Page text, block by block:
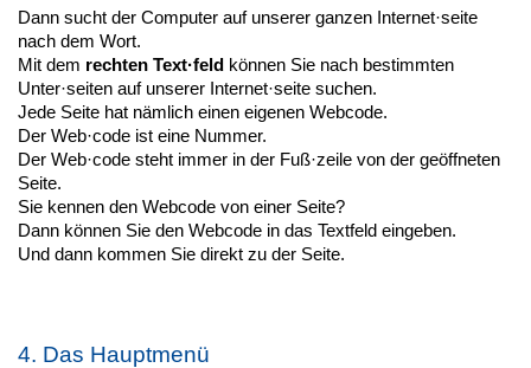
Dann sucht der Computer auf unserer ganzen Internet·seite
nach dem Wort.
Mit dem rechten Text·feld können Sie nach bestimmten
Unter·seiten auf unserer Internet·seite suchen.
Jede Seite hat nämlich einen eigenen Webcode.
Der Web·code ist eine Nummer.
Der Web·code steht immer in der Fuß·zeile von der geöffneten
Seite.
Sie kennen den Webcode von einer Seite?
Dann können Sie den Webcode in das Textfeld eingeben.
Und dann kommen Sie direkt zu der Seite.
4. Das Hauptmenü